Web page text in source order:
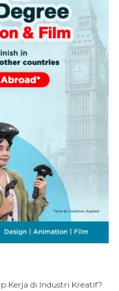
Kerja di Industri Kreatif?